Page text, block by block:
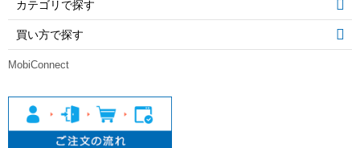
カテゴリで探す
買い方で探す
MobiConnect